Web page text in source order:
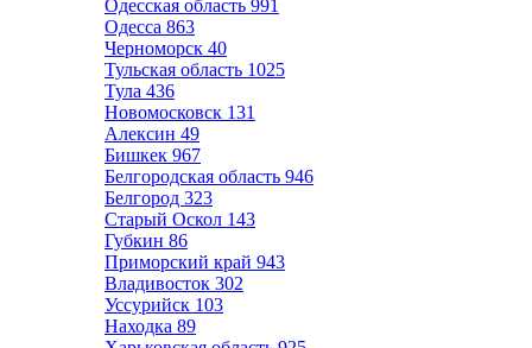
Одесская область 991
Одесса 863
Черноморск 40
Тульская область 1025
Тула 436
Новомосковск 131
Алексин 49
Бишкек 967
Белгородская область 946
Белгород 323
Старый Оскол 143
Губкин 86
Приморский край 943
Владивосток 302
Уссурийск 103
Находка 89